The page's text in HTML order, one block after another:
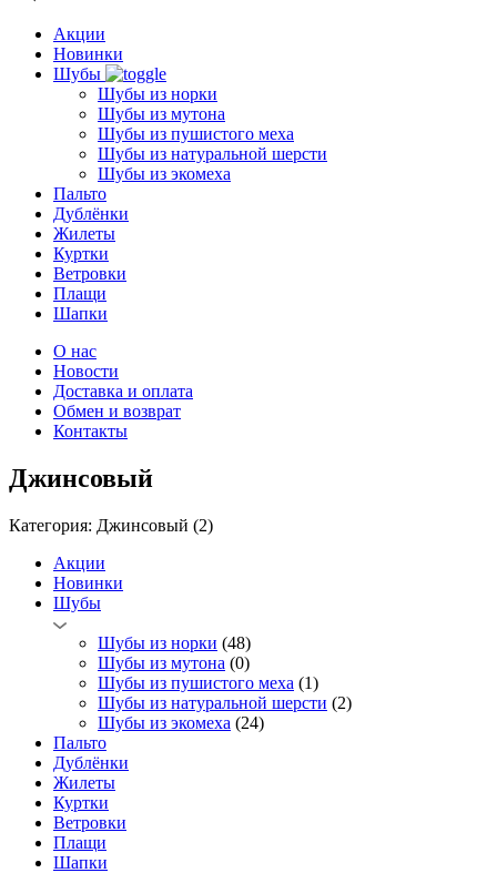
Акции
Новинки
Шубы
Шубы из норки
Шубы из мутона
Шубы из пушистого меха
Шубы из натуральной шерсти
Шубы из экомеха
Пальто
Дублёнки
Жилеты
Куртки
Ветровки
Плащи
Шапки
О нас
Новости
Доставка и оплата
Обмен и возврат
Контакты
Джинсовый
Категория: Джинсовый (2)
Акции
Новинки
Шубы
Шубы из норки (48)
Шубы из мутона (0)
Шубы из пушистого меха (1)
Шубы из натуральной шерсти (2)
Шубы из экомеха (24)
Пальто
Дублёнки
Жилеты
Куртки
Ветровки
Плащи
Шапки